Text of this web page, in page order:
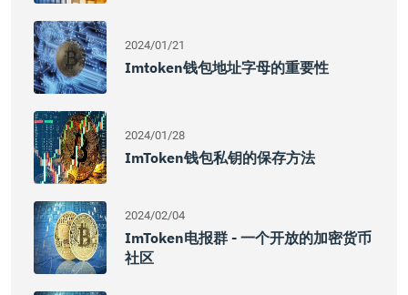
2024/01/21
Imtoken钱包地址字母的重要性
2024/01/28
ImToken钱包私钥的保存方法
2024/02/04
ImToken电报群 - 一个开放的加密货币
社区